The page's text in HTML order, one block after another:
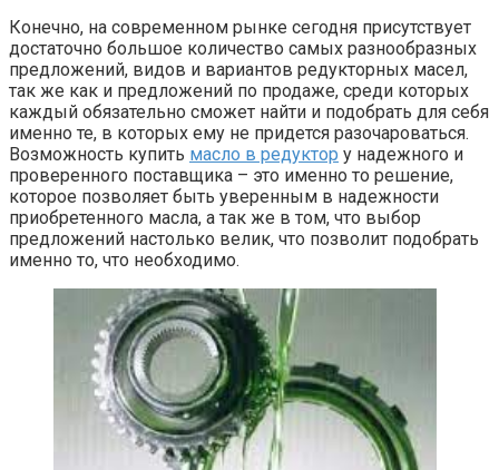
Конечно, на современном рынке сегодня присутствует
достаточно большое количество самых разнообразных
предложений, видов и вариантов редукторных масел,
так же как и предложений по продаже, среди которых
каждый обязательно сможет найти и подобрать для себя
именно те, в которых ему не придется разочароваться.
Возможность купить масло в редуктор у надежного и
проверенного поставщика – это именно то решение,
которое позволяет быть уверенным в надежности
приобретенного масла, а так же в том, что выбор
предложений настолько велик, что позволит подобрать
именно то, что необходимо.